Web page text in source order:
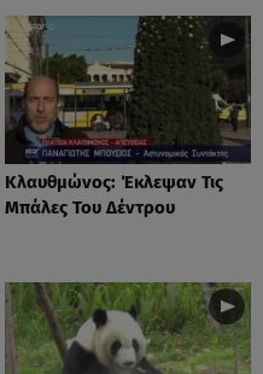
Κλαυθμώνος: Έκλεψαν Τις
Μπάλες Του Δέντρου